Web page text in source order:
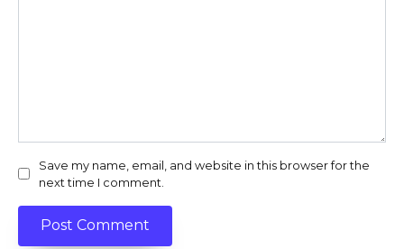
Save my name, email, and website in this browser for the
next time I comment.